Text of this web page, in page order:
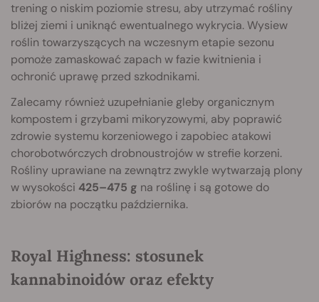
trening o niskim poziomie stresu, aby utrzymać rośliny
bliżej ziemi i uniknąć ewentualnego wykrycia. Wysiew
roślin towarzyszących na wczesnym etapie sezonu
pomoże zamaskować zapach w fazie kwitnienia i
ochronić uprawę przed szkodnikami.
Zalecamy również uzupełnianie gleby organicznym
kompostem i grzybami mikoryzowymi, aby poprawić
zdrowie systemu korzeniowego i zapobiec atakowi
chorobotwórczych drobnoustrojów w strefie korzeni.
Rośliny uprawiane na zewnątrz zwykle wytwarzają plony
w wysokości 425–475 g na roślinę i są gotowe do
zbiorów na początku października.
Royal Highness: stosunek
kannabinoidów oraz efekty